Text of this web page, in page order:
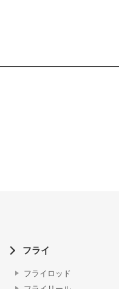
フライ
フライロッド